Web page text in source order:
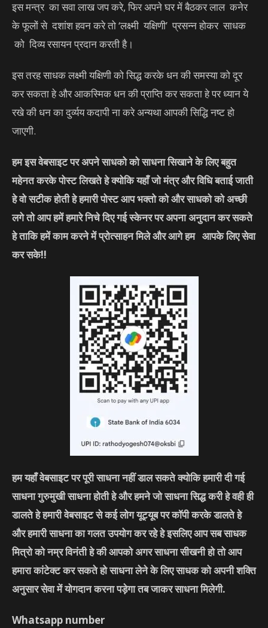
इस मन्त्र का सवा लाख जप करे, फिर अपने घर में बैठकर लाल कनेर
के फूलों से दशांश हवन करे तो ‘लक्ष्मी यक्षिणी’ प्रसन्न होकर साधक
को दिव्य रसायन प्रदान करती है।
इस तरह साधक लक्ष्मी यक्षिणी को सिद्ध करके धन की समस्या को दूर
कर सकता हे और आकस्मिक धन की प्राप्ति कर सकता हे पर ध्यान ये
रखे की धन का दुर्व्यय कदापी ना करे अन्यथा आपकी सिद्धि नष्ट हो
जाएगी.
हम इस वेबसाइट पर अपने साधको को साधना सिखाने के लिए बहुत
महेनत करके पोस्ट लिखते हे क्योकि यहाँ जो मंत्र और विधि बताई जाती
हे वो सटीक होती हे हमारी पोस्ट आप भक्तो को और साधको को अच्छी
लगे तो आप हमें हमारे निचे दिए गई स्केनर पर अपना अनुदान कर सकते
हे ताकि हमें काम करने में प्रोत्साहन मिले और आगे हम आपके लिए सेवा
कर सके!!
हम यहाँ वेबसाइट पर पूरी साधना नहीं डाल सकते क्योकि हमारी दी गई
साधना गुरुमुखी साधना होती हे और हमने जो साधना सिद्ध करी हे वही ही
डालते हे हमारी वेबसाइट से कई लोग यूट्यूब पर कॉपी करके डालते हे
और हमारी साधना का गलत उपयोग कर रहे हे इसलिए आप सब साधक
मित्रो को नम्र विनंती हे की आपको अगर साधना सीखनी हो तो आप
हमारा कांटेक्ट कर सकते हो साधना लेने के लिए साधक को अपनी शक्ति
अनुसार सेवा में योगदान करना पड़ेगा तब जाकर साधना मिलेगी.
Whatsapp number